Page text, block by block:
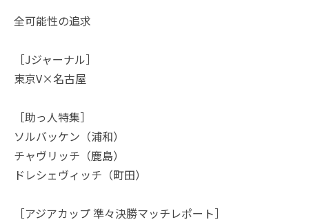
全可能性の追求
［Jジャーナル］
東京V×名古屋
［助っ人特集］
ソルバッケン（浦和）
チャヴリッチ（鹿島）
ドレシェヴィッチ（町田）
［アジアカップ 準々決勝マッチレポート］